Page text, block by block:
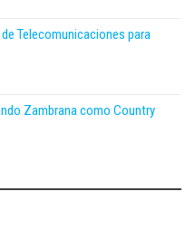
Telecomunicaciones para
Zambrana como Country